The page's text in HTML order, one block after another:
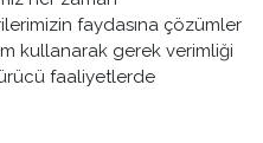
faydasına çözümler
kullanarak gerek verimliği
faaliyetlerde